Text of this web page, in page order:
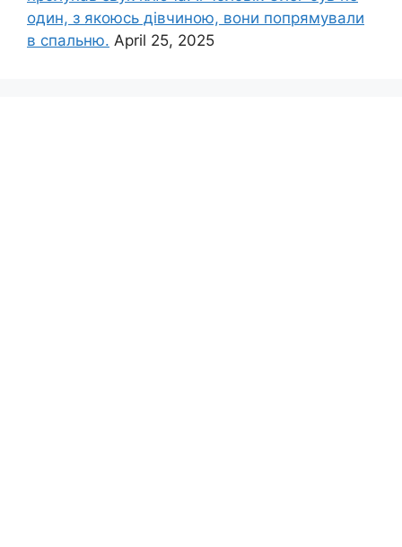
один, з якоюсь дівчиною, вони попрямували
в спальню. April 25, 2025